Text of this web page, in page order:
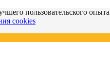
пользовательского
cookies